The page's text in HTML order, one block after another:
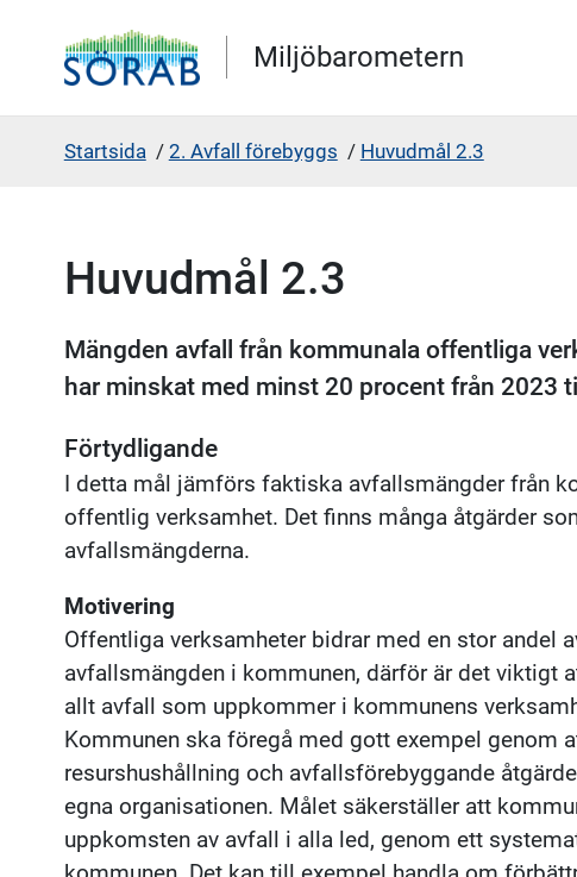
Miljöbarometern
Startsida / 2. Avfall förebyggs / Huvudmål 2.3
Huvudmål 2.3
Mängden avfall från kommunala offentliga
har minskat med minst 20 procent från 2023
Förtydligande
I detta mål jämförs faktiska avfallsmängder från
offentlig verksamhet. Det finns många åtgärder
avfallsmängderna.
Motivering
Offentliga verksamheter bidrar med en stor andel
avfallsmängden i kommunen, därför är det viktigt
allt avfall som uppkommer i kommunens
Kommunen ska föregå med gott exempel genom
resurshushållning och avfallsförebyggande
egna organisationen. Målet säkerställer att
uppkomsten av avfall i alla led, genom ett